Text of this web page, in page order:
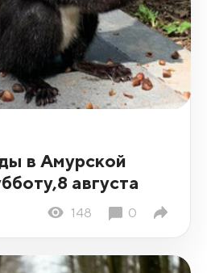
в Амурской
августа
148 0